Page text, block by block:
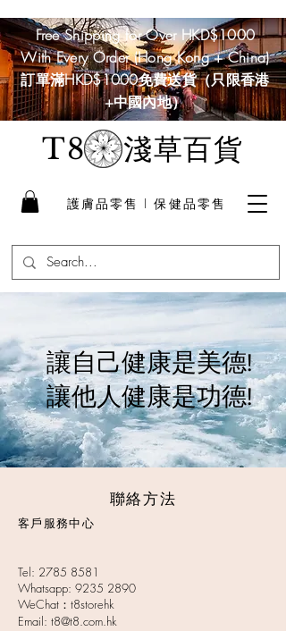
T8淺草百貨
護膚品零售 I 保健品零售
Free Shipping for Over HKD$1000
With Every Order (Hong Kong + China)
訂單滿HKD$1000免費送貨（只限香港
+中國內地）
讓自己健康是美德!
讓他人健康是功德!
​聯絡方法
客戶服務中心
Tel: 2785 8581
Whatsapp: 9235 2890
WeChat：t8storehk
Email: t8@t8.com.hk